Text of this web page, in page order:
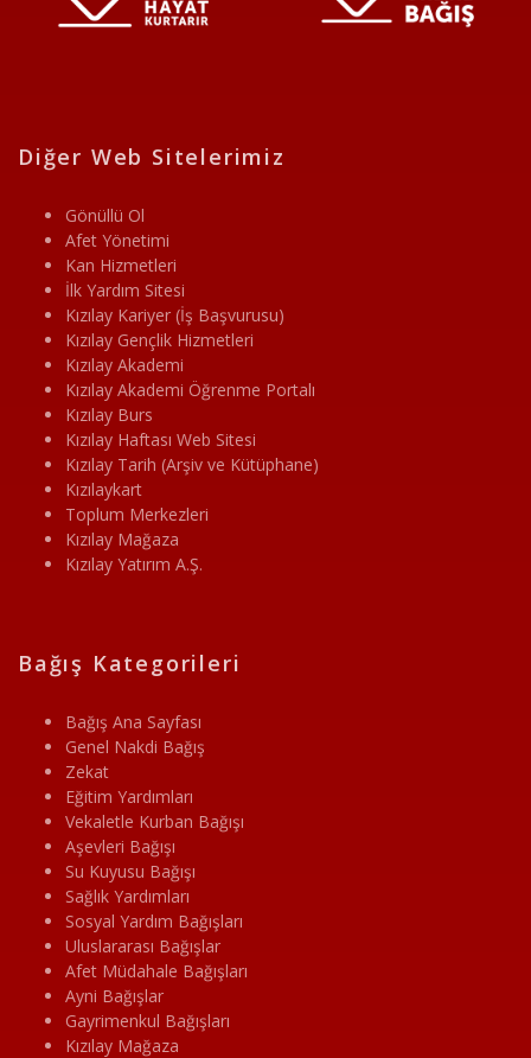
Diğer Web Sitelerimiz
Gönüllü Ol
Afet Yönetimi
Kan Hizmetleri
İlk Yardım Sitesi
Kızılay Kariyer (İş Başvurusu)
Kızılay Gençlik Hizmetleri
Kızılay Akademi
Kızılay Akademi Öğrenme Portalı
Kızılay Burs
Kızılay Haftası Web Sitesi
Kızılay Tarih (Arşiv ve Kütüphane)
Kızılaykart
Toplum Merkezleri
Kızılay Mağaza
Kızılay Yatırım A.Ş.
Bağış Kategorileri
Bağış Ana Sayfası
Genel Nakdi Bağış
Zekat
Eğitim Yardımları
Vekaletle Kurban Bağışı
Aşevleri Bağışı
Su Kuyusu Bağışı
Sağlık Yardımları
Sosyal Yardım Bağışları
Uluslararası Bağışlar
Afet Müdahale Bağışları
Ayni Bağışlar
Gayrimenkul Bağışları
Kızılay Mağaza